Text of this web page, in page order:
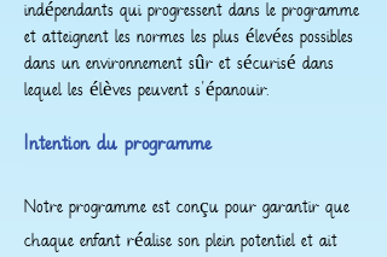
indépendants qui progressent dans le programme
et atteignent les normes les plus élevées possibles
dans un environnement sûr et sécurisé dans
lequel les élèves peuvent s'épanouir.
Intention du programme
Notre programme est conçu pour garantir que
chaque enfant réalise son plein potentiel et ait